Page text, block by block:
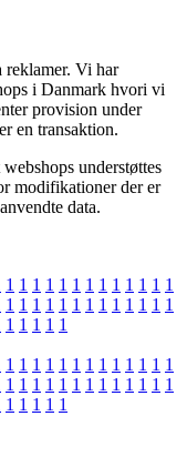
reklamer. Vi har
i Danmark hvori vi
provision under
en transaktion.
understøttes
modifikationer der er
data.
1 1 1 1 1 1 1 1 1 1 1 1 1
1 1 1 1 1 1 1 1 1 1 1 1 1
1 1 1 1 1
1 1 1 1 1 1 1 1 1 1 1 1 1
1 1 1 1 1 1 1 1 1 1 1 1 1
1 1 1 1 1